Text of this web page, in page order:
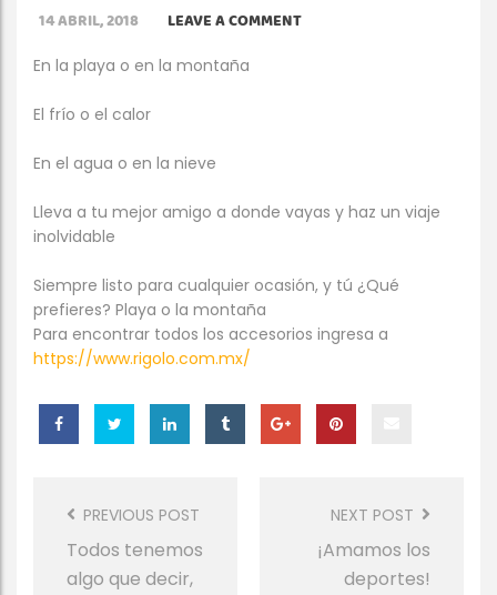
14 ABRIL, 2018 LEAVE A COMMENT
En la playa o en la montaña
El frío o el calor
En el agua o en la nieve
Lleva a tu mejor amigo a donde vayas y haz un viaje
inolvidable
Siempre listo para cualquier ocasión, y tú ¿Qué
prefieres? Playa o la montaña
Para encontrar todos los accesorios ingresa a
https://www.rigolo.com.mx/
Navigation
PREVIOUS POST
Todos tenemos
algo que decir,
NEXT POST
¡Amamos los
deportes!